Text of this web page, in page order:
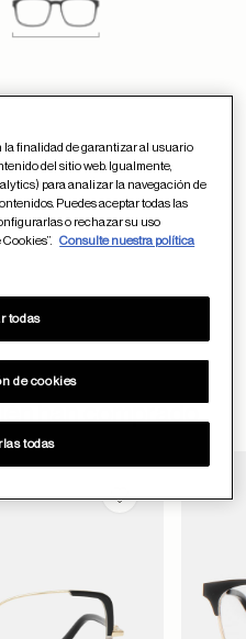
ayuda
Guardar en
finalidad de garantizar al usuario
del sitio web. Igualmente,
para analizar la navegación de
Puedes aceptar todas las
o rechazar su uso
Consulte nuestra política
de cookies
todas
todas